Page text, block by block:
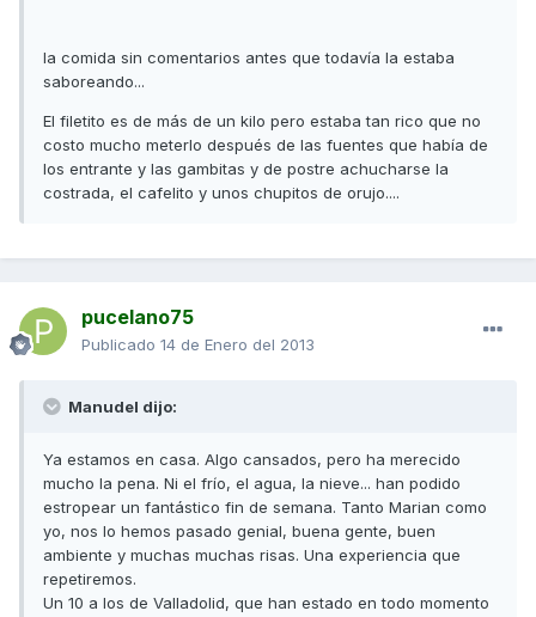
la comida sin comentarios antes que todavía la estaba
saboreando...
El filetito es de más de un kilo pero estaba tan rico que no
costo mucho meterlo después de las fuentes que había de
los entrante y las gambitas y de postre achucharse la
costrada, el cafelito y unos chupitos de orujo....
pucelano75
Publicado 14 de Enero del 2013
Manudel dijo:
Ya estamos en casa. Algo cansados, pero ha merecido
mucho la pena. Ni el frío, el agua, la nieve... han podido
estropear un fantástico fin de semana. Tanto Marian como
yo, nos lo hemos pasado genial, buena gente, buen
ambiente y muchas muchas risas. Una experiencia que
repetiremos.
Un 10 a los de Valladolid, que han estado en todo momento